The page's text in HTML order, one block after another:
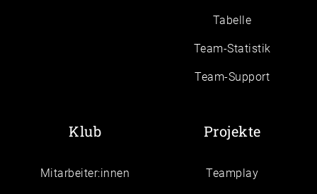
Tabelle
Team-Statistik
Team-Support
Klub
Mitarbeiter:innen
Projekte
Teamplay